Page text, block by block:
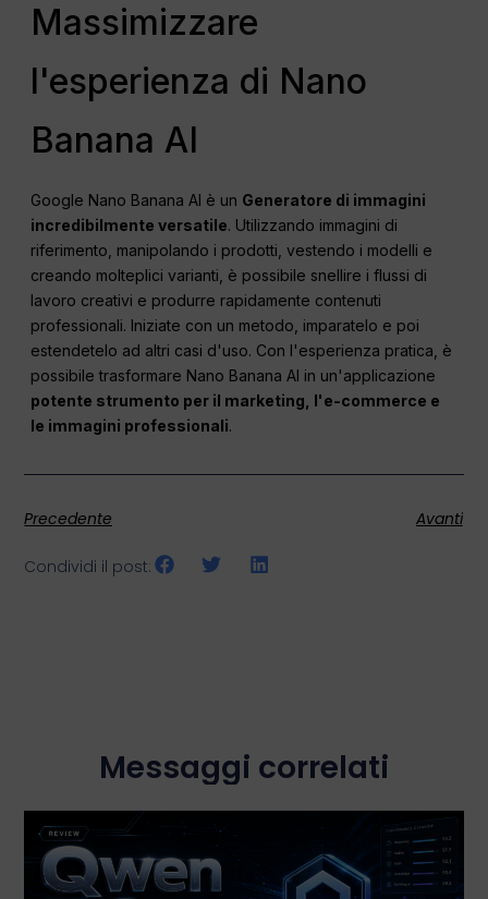
Massimizzare
l'esperienza di Nano
Banana AI
Google Nano Banana AI è un Generatore di immagini
incredibilmente versatile. Utilizzando immagini di
riferimento, manipolando i prodotti, vestendo i modelli e
creando molteplici varianti, è possibile snellire i flussi di
lavoro creativi e produrre rapidamente contenuti
professionali. Iniziate con un metodo, imparatelo e poi
estendetelo ad altri casi d'uso. Con l'esperienza pratica, è
possibile trasformare Nano Banana AI in un'applicazione
potente strumento per il marketing, l'e-commerce e
le immagini professionali.
Precedente Avanti
Condividi il post:
Messaggi correlati